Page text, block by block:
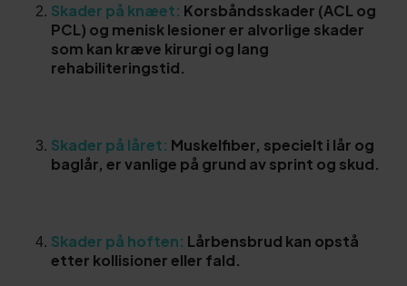
Skader på knæet: Korsbåndsskader (ACL og
PCL) og menisk lesioner er alvorlige skader
som kan kræve kirurgi og lang
rehabiliteringstid.
Skader på låret: Muskelfiber, specielt i lår og
baglår, er vanlige på grund av sprint og skud.
Skader på hoften: Lårbensbrud kan opstå
etter kollisioner eller fald.